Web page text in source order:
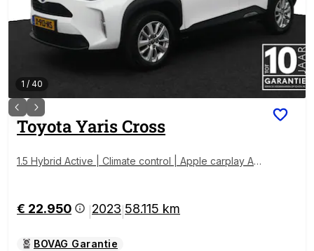
1 / 40
ToyotaYaris Cross
1.5 Hybrid Active | Climate control | Apple carplay An
€ 22.950 2023 58.115 km
BOVAG Garantie